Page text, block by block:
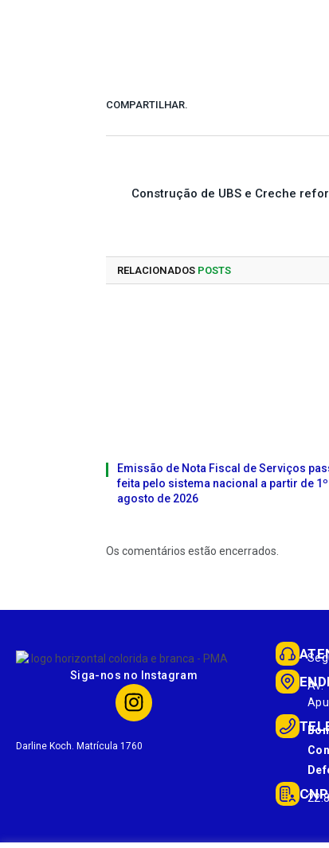
COMPARTILHAR.
Construção de UBS e Creche
RELACIONADOS POSTS
Emissão de Nota Fiscal de Serviços
feita pelo sistema nacional a partir de
agosto de 2026
Os comentários estão encerrados.
Siga-nos no Instagram
Darline Koch. Matrícula 1760
Av.